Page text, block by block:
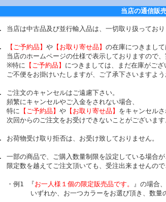
当店の通信販
当店は中古品及び並行輸入品は、一切取り扱っており
【ご予約品】 や【お取り寄せ品】 の在庫につきまして
当店のホームページの仕様で表示しておりますので
※特に 【ご予約品】 につきましては、まだ在庫がござ
ご不便をお掛けいたしますが、ご了承下さいますよう
ご注文のキャンセルはご遠慮下さい。
頻繁にキャンセルやご入金をされない場合、
特に 【ご予約品】 や【お取り寄せ品】 をキャンセルさ
次回からのご注文をお受けできないことがございます
お荷物受け取り拒否は、お受け致しておりません。
一部の商品で、ご購入数量制限を設定している場合が
限定数を越えてご注文頂いても、受注出来ませんので
・例1 『お一人様１個の限定販売品です。 』の場合、
いずれか、お一つカラーをお選び頂き、数量